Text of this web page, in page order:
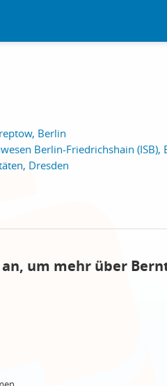
Berlin
Berlin-Friedrichshain (ISB),
Dresden
um mehr über